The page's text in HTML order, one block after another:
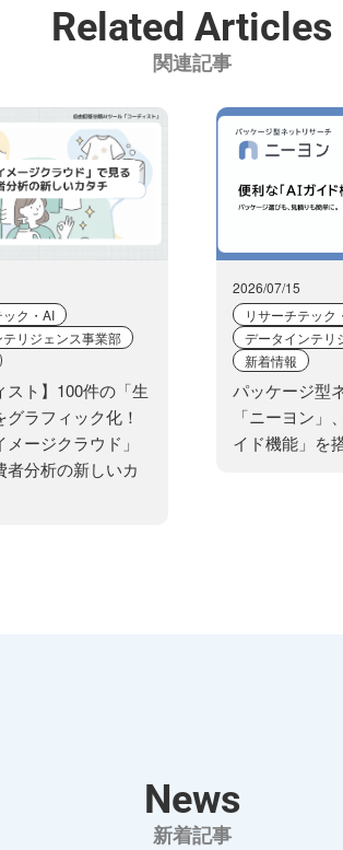
Related Articles
関連記事
ック・AI
リジェンス事業部
スト】100件の「生
ラフィック化！
ージクラウド」
者分析の新しいカ
2026/07/15
リサーチテック
データインテリ
新着情報
パッケージ型
「ニーヨン」
イド機能」を搭
News
新着記事